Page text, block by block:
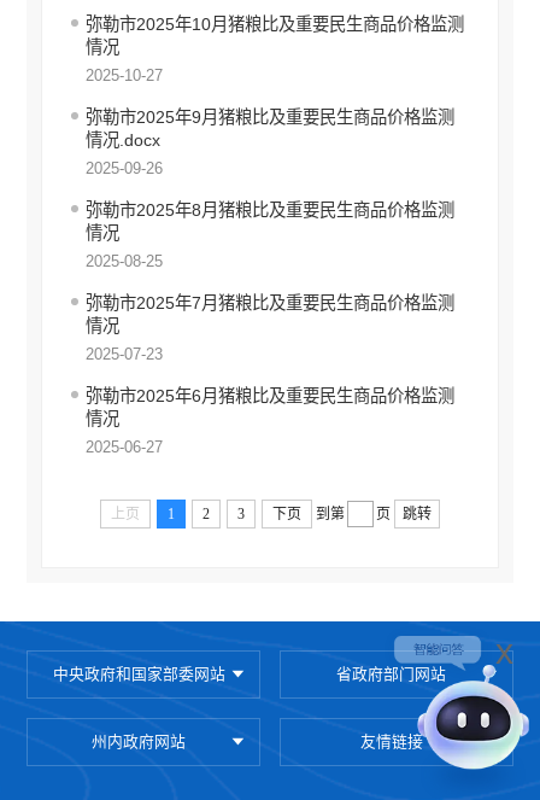
行政处罚和行政强制
行政事业性收费
财政预决算
重大建设项目信息公开
公务员管理信息公开
减税降费
财政资金直达基层
稳岗就业
社会救助
安全生产
产品质量
弥勒市2025年10月猪粮比及重要民生商品价格监测
情况
2025-10-27
弥勒市2025年9月猪粮比及重要民生商品价格监测
情况.docx
2025-09-26
弥勒市2025年8月猪粮比及重要民生商品价格监测
情况
2025-08-25
弥勒市2025年7月猪粮比及重要民生商品价格监测
情况
2025-07-23
弥勒市2025年6月猪粮比及重要民生商品价格监测
情况
2025-06-27
上页 1 2 3 下页 到第 页 跳转
中央政府和国家部委网站 省政府部门网站
州内政府网站 友情链接
x